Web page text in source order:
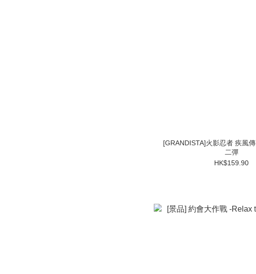
[GRANDISTA]火影忍者 疾風傳 旗木卡卡西 第
二彈
HK$159.90